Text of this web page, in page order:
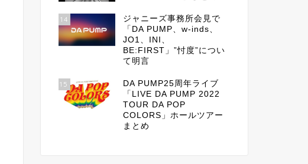
14
ジャニーズ事務所会見で
「DA PUMP、w-inds、
JO1、INI、
BE:FIRST」”忖度”につい
て明言
15
DA PUMP25周年ライブ
「LIVE DA PUMP 2022
TOUR DA POP
COLORS」ホールツアー
まとめ